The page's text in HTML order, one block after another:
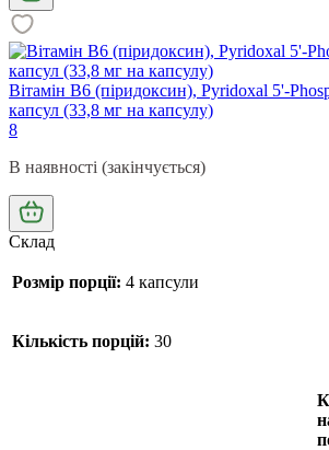
Вітамін В6 (піридоксин), Pyridoxal 5'-
капсул (33,8 мг на капсулу)
8
В наявності (закінчується)
Склад
Розмір порції: 4 капсули
Кількість порцій: 30